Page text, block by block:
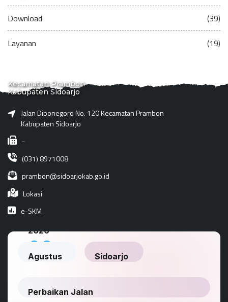
Download (39)
Layanan (19)
Kecamatan Prambon
Kabupaten Sidoarjo
Jalan Diponegoro No. 120 Kecamatan Prambon
Kabupaten Sidoarjo
-
(031) 8971008
prambon@sidoarjokab.go.id
Lokasi
e-SKM